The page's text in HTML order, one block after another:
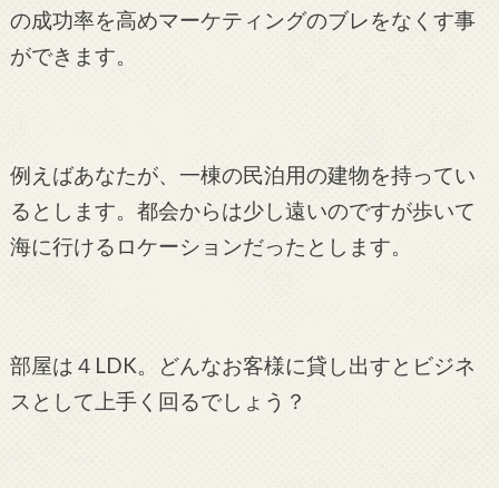
の成功率を高めマーケティングのブレをなくす事
ができます。
例えばあなたが、一棟の民泊用の建物を持ってい
るとします。都会からは少し遠いのですが歩いて
海に行けるロケーションだったとします。
部屋は４LDK。どんなお客様に貸し出すとビジネ
スとして上手く回るでしょう？